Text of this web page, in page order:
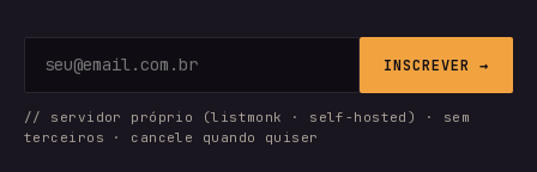
INSCREVER →
// servidor próprio (listmonk · self-hosted) · sem
terceiros · cancele quando quiser